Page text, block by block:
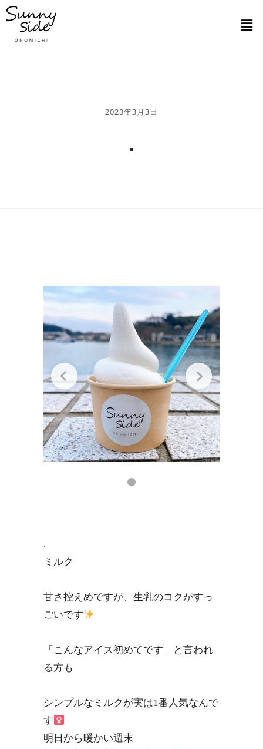
2023年3月3日
.
.
ミルク
甘さ控えめですが、生乳のコクがすっ
ごいです
「こんなアイス初めてです」と言われ
る方も
シンプルなミルクが実は1番人気なんで
す‍
明日から暖かい週末